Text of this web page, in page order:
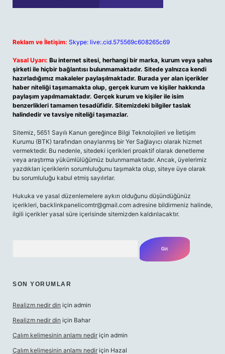
Reklam ve İletişim: Skype: live:.cid.575569c608265c69
Yasal Uyarı: Bu internet sitesi, herhangi bir marka, kurum veya şahıs
şirketi ile hiçbir bağlantısı bulunmamaktadır. Sitede yalnızca kendi
hazırladığımız makaleler paylaşılmaktadır. Burada yer alan içerikler
haber niteliği taşımamakta olup, gerçek kurum ve kişiler hakkında
paylaşım yapılmamaktadır. Gerçek kurum ve kişiler ile isim
benzerlikleri tamamen tesadüfidir. Sitemizdeki bilgiler taslak
halindedir ve tavsiye niteliği taşımazlar.
Sitemiz, 5651 Sayılı Kanun gereğince Bilgi Teknolojileri ve İletişim
Kurumu (BTK) tarafından onaylanmış bir Yer Sağlayıcı olarak hizmet
vermektedir. Bu nedenle, sitedeki içerikleri proaktif olarak denetleme
veya araştırma yükümlülüğümüz bulunmamaktadır. Ancak, üyelerimiz
yazdıkları içeriklerin sorumluluğunu taşımakta olup, siteye üye olarak
bu sorumluluğu kabul etmiş sayılırlar.
Hukuka ve yasal düzenlemelere aykırı olduğunu düşündüğünüz
içerikleri, backlinkpanelicomtr@gmail.com adresine bildirmeniz halinde,
ilgili içerikler yasal süre içerisinde sitemizden kaldırılacaktır.
SON YORUMLAR
Realizm nedir din için admin
Realizm nedir din için Bahar
Çalım kelimesinin anlamı nedir için admin
Çalım kelimesinin anlamı nedir için Hazal